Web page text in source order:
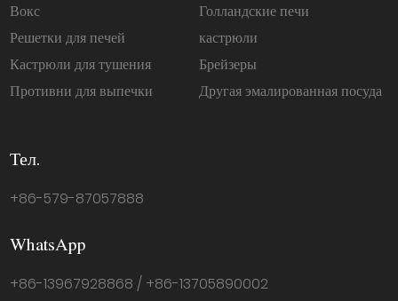
Вокс
Решетки для печей
Кастрюли для тушения
Противни для выпечки
Голландские печи
кастрюли
Брейзеры
Другая эмалированная посуда
Тел.
+86-579-87057888
WhatsApp
+86-13967928868 / +86-13705890002